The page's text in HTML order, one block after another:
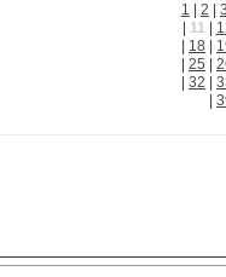
1 2
11
18
25
32